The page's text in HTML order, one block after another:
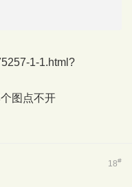
1-1.html?
图点不开
18#